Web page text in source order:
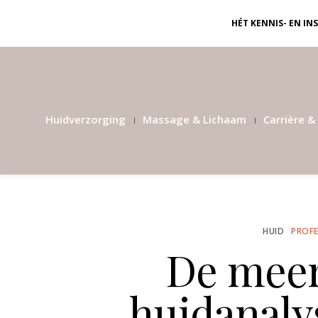
HÉT KENNIS- EN
Huidverzorging Massage & Lichaam Carrière
HUID
De